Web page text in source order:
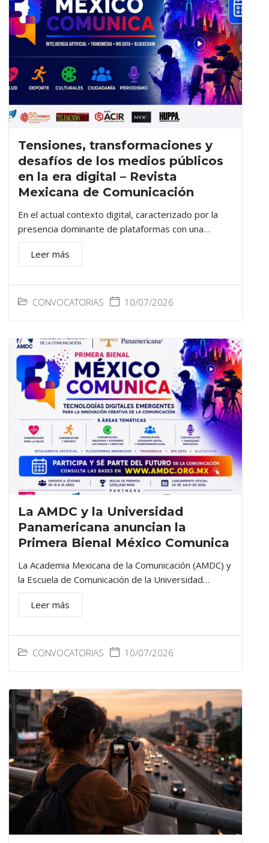
Tensiones, transformaciones y
desafíos de los medios públicos
en la era digital – Revista
Mexicana de Comunicación
CONVOCATORIAS 10/07/2026
En el actual contexto digital, caracterizado por la
presencia dominante de plataformas con una…
Leer más
La AMDC y la Universidad
Panamericana anuncian la
Primera Bienal México Comunica
CONVOCATORIAS 10/07/2026
La Academia Mexicana de la Comunicación (AMDC) y
la Escuela de Comunicación de la Universidad…
Leer más